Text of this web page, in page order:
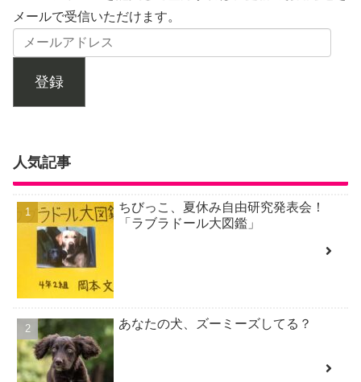
メールで受信いただけます。
登録
人気記事
ちびっこ、夏休み自由研究発表会！
「ラブラドール大図鑑」
あなたの犬、ズーミーズしてる？